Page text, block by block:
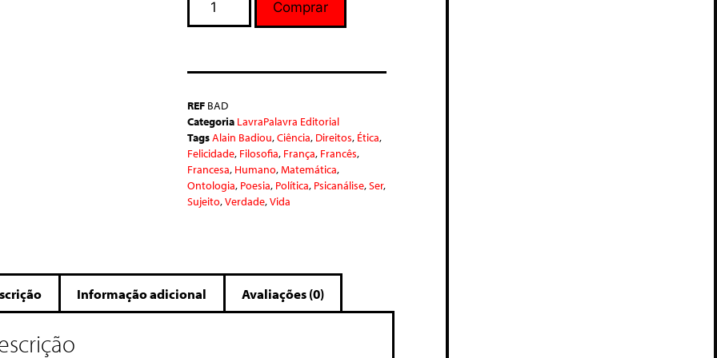
Comprar
REF BAD
Categoria LavraPalavra Editorial
TagsAlain Badiou,Ciência, Direitos, Ética,
Felicidade, Filosofia, França, Francês,
Francesa, Humano,Matemática,
Ontologia, Poesia, Política, Psicanálise,Ser,
Sujeito,Verdade,Vida
Informação adicional Avaliações (0)